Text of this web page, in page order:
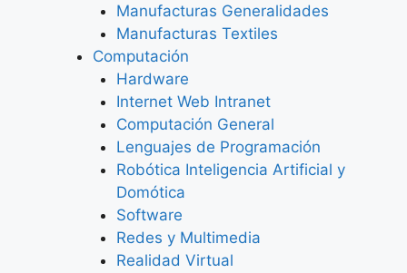
Manufacturas Generalidades
Manufacturas Textiles
Computación
Hardware
Internet Web Intranet
Computación General
Lenguajes de Programación
Robótica Inteligencia Artificial y
Domótica
Software
Redes y Multimedia
Realidad Virtual